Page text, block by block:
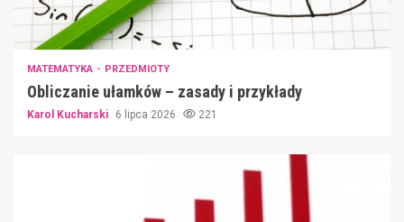
MATEMATYKA PRZEDMIOTY
Obliczanie ułamków – zasady i przykłady
Karol Kucharski 6 lipca 2026 221